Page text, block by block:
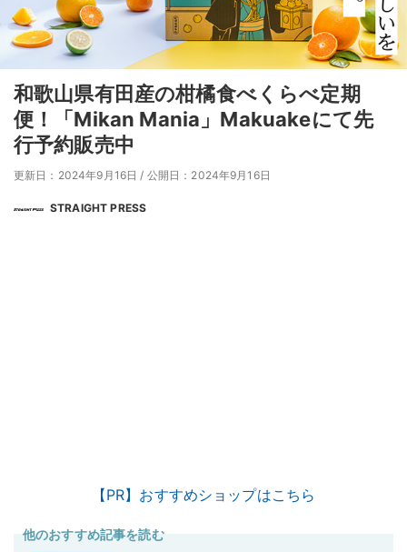
和歌山県有田産の柑橘食べくらべ定期
便！「Mikan Mania」Makuakeにて先
行予約販売中
更新日：2024年9月16日 / 公開日：2024年9月16日
STRAIGHT PRESS
【PR】おすすめショップはこちら
他のおすすめ記事を読む